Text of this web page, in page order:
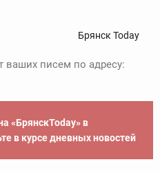
Брянск Today
ваших писем по адресу:
«БрянскToday» в
в курсе дневных новостей